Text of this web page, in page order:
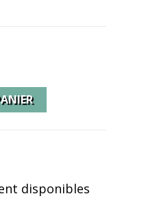
disponibles